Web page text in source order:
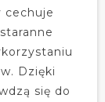
cechuje
Dzięki
się do